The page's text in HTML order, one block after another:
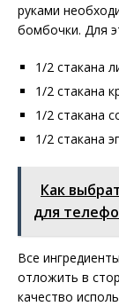
руками
бомбочки. Для
1/2 стакана
1/2 стакана
1/2 стакана
1/2 стакана
Как
для
Все
отложить в
качество